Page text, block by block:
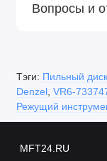
Вопросы и
Тэги: Пильный
Denzel, VR6-
Режущий
MFT24.RU